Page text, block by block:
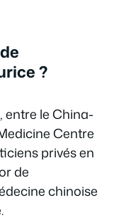
?
entre le China-
Centre
privés en
de
chinoise